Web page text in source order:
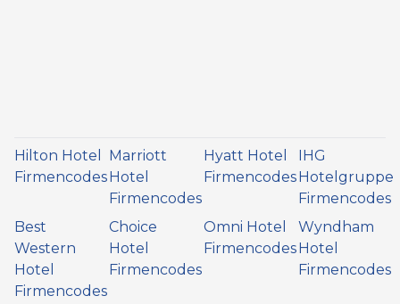
Hilton Hotel
Firmencodes
Marriott
Hotel
Firmencodes
Hyatt Hotel
Firmencodes
IHG
Hotelgruppe
Firmencodes
Best
Western
Hotel
Firmencodes
Choice
Hotel
Firmencodes
Omni Hotel
Firmencodes
Wyndham
Hotel
Firmencodes